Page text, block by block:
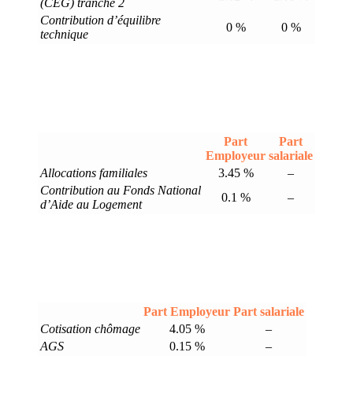
(CEG) tranche 2
Contribution d’équilibre
technique
0 % 0 %
Part
Employeur
Part
salariale
Allocations familiales
3.45 %
–
Contribution au Fonds National
d’Aide au Logement
0.1 % –
Part Employeur Part salariale
Cotisation chômage
4.05 %
–
AGS
0.15 % –